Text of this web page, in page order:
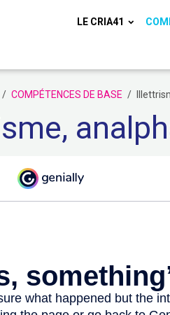
LE CRIA41
COMPÉTENCES DE BASE